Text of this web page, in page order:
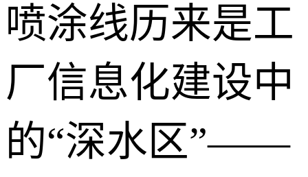
喷涂线历来是工
厂信息化建设中
的“深水区”——